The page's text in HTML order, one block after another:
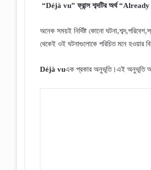
“Déjà vu” ফ্রান্স শব্দটির অর্থ “Already
অনেক সময়ই নির্দিষ্ট কোনো
থেকেই ওই ঘটনাগুলোকে পরিচিত মনে হওয়ার
Déjà vuএক প্রকার অনুভূতি।এই অনুভূতি